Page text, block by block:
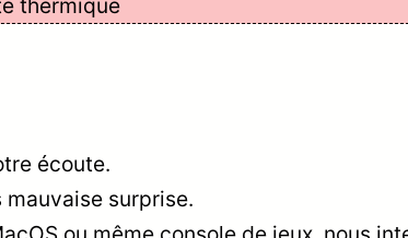
écoute.
surprise.